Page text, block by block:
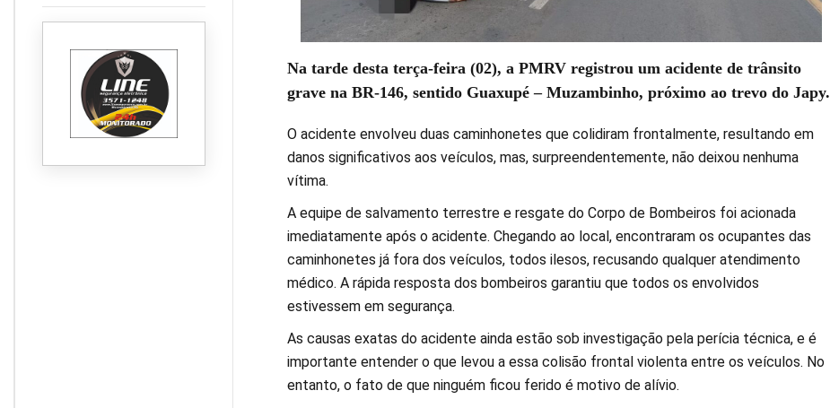
atendimentos
Na tarde desta terça-feira (02), a PMRV registrou um acidente de trânsito
grave na BR-146, sentido Guaxupé – Muzambinho, próximo ao trevo do Japy.
O acidente envolveu duas caminhonetes que colidiram frontalmente, resultando em
danos significativos aos veículos, mas, surpreendentemente, não deixou nenhuma
vítima.
A equipe de salvamento terrestre e resgate do Corpo de Bombeiros foi acionada
imediatamente após o acidente. Chegando ao local, encontraram os ocupantes das
caminhonetes já fora dos veículos, todos ilesos, recusando qualquer atendimento
médico. A rápida resposta dos bombeiros garantiu que todos os envolvidos
estivessem em segurança.
As causas exatas do acidente ainda estão sob investigação pela perícia técnica, e é
importante entender o que levou a essa colisão frontal violenta entre os veículos. No
entanto, o fato de que ninguém ficou ferido é motivo de alívio.